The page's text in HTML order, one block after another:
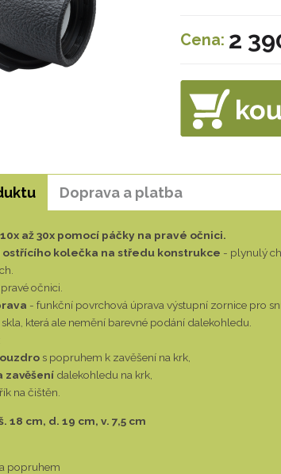
Cena: 2
Doprava a platba
až 30x pomocí páčky na pravé očnici.
ostřícího kolečka na středu konstrukce - plynulý
očnici.
- funkční povrchová úprava výstupní zornice pro
která ale nemění barevné podání dalekohledu.
s popruhem k zavěšení na krk,
zavěšení dalekohledu na krk,
na čištěn.
18 cm, d. 19 cm, v. 7,5 cm
popruhem